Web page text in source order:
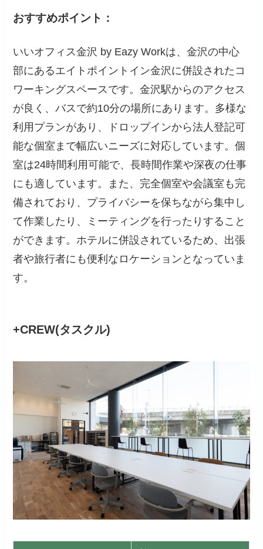
おすすめポイント：
いいオフィス金沢 by Eazy Workは、金沢の中心
部にあるエイトポイントイン金沢に併設されたコ
ワーキングスペースです。金沢駅からのアクセス
が良く、バスで約10分の場所にあります。多様な
利用プランがあり、ドロップインから法人登記可
能な個室まで幅広いニーズに対応しています。個
室は24時間利用可能で、長時間作業や深夜の仕事
にも適しています。また、完全個室や会議室も完
備されており、プライバシーを保ちながら集中し
て作業したり、ミーティングを行ったりすること
ができます。ホテルに併設されているため、出張
者や旅行者にも便利なロケーションとなっていま
す。
+CREW(タスクル)